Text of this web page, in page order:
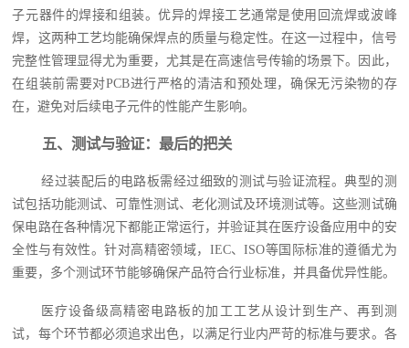
子元器件的焊接和组装。优异的焊接工艺通常是使用回流焊或波峰
焊，这两种工艺均能确保焊点的质量与稳定性。在这一过程中，信号
完整性管理显得尤为重要，尤其是在高速信号传输的场景下。因此，
在组装前需要对PCB进行严格的清洁和预处理，确保无污染物的存
在，避免对后续电子元件的性能产生影响。
五、测试与验证：最后的把关
经过装配后的电路板需经过细致的测试与验证流程。典型的测
试包括功能测试、可靠性测试、老化测试及环境测试等。这些测试确
保电路在各种情况下都能正常运行，并验证其在医疗设备应用中的安
全性与有效性。针对高精密领域，IEC、ISO等国际标准的遵循尤为
重要，多个测试环节能够确保产品符合行业标准，并具备优异性能。
医疗设备级高精密电路板的加工工艺从设计到生产、再到测
试，每个环节都必须追求出色，以满足行业内严苛的标准与要求。各